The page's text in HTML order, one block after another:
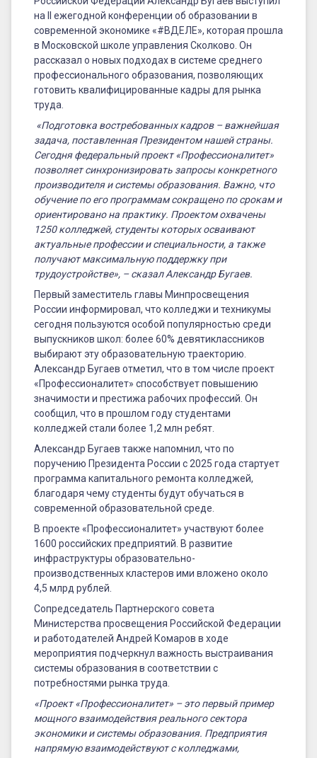
образования
на II ежегодной конференции об образовании в
современной экономике «#ВДЕЛЕ», которая прошла
в Московской школе управления Сколково. Он
рассказал о новых подходах в системе среднего
профессионального образования, позволяющих
готовить квалифицированные кадры для рынка
труда.
«Подготовка востребованных кадров – важнейшая
задача, поставленная Президентом нашей страны.
Сегодня федеральный проект «Профессионалитет»
позволяет синхронизировать запросы конкретного
производителя и системы образования. Важно, что
обучение по его программам сокращено по срокам и
ориентировано на практику. Проектом охвачены
1250 колледжей, студенты которых осваивают
актуальные профессии и специальности, а также
получают максимальную поддержку при
трудоустройстве», – сказал Александр Бугаев.
Первый заместитель главы Минпросвещения
России информировал, что колледжи и техникумы
сегодня пользуются особой популярностью среди
выпускников школ: более 60% девятиклассников
выбирают эту образовательную траекторию.
Александр Бугаев отметил, что в том числе проект
«Профессионалитет» способствует повышению
значимости и престижа рабочих профессий. Он
сообщил, что в прошлом году студентами
колледжей стали более 1,2 млн ребят.
Александр Бугаев также напомнил, что по
поручению Президента России с 2025 года стартует
программа капитального ремонта колледжей,
благодаря чему студенты будут обучаться в
современной образовательной среде.
В проекте «Профессионалитет» участвуют более
1600 российских предприятий. В развитие
инфраструктуры образовательно-
производственных кластеров ими вложено около
4,5 млрд рублей.
Сопредседатель Партнерского совета
Министерства просвещения Российской Федерации
и работодателей Андрей Комаров в ходе
мероприятия подчеркнул важность выстраивания
системы образования в соответствии с
потребностями рынка труда.
«Проект «Профессионалитет» – это первый пример
мощного взаимодействия реального сектора
экономики и системы образования. Предприятия
напрямую взаимодействуют с колледжами,